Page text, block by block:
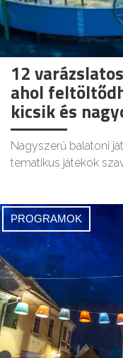
12
ahol
kicsik és
Nagyszerű balatoni
tematikus játékok
PROGRAMOK